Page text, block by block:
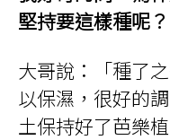
堅持要這樣種呢？
大哥說：「種了
以保濕，很好的
土保持好了芭樂